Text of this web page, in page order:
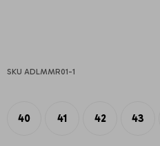
ADLMMR01-1
40 41 42 43